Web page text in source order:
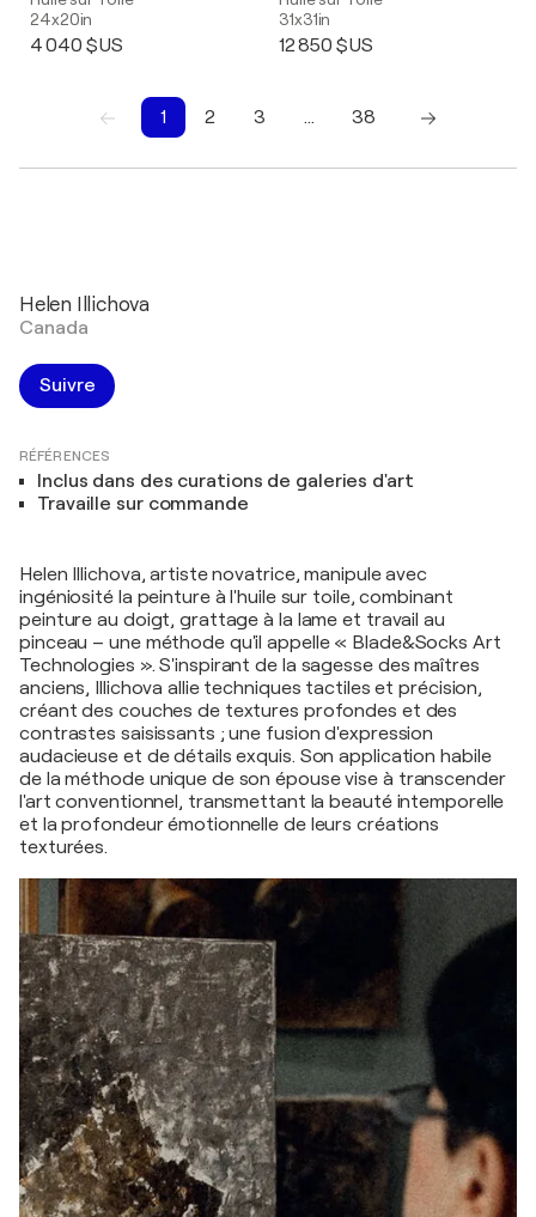
24x20in
4 040 $US
31x31in
12 850 $US
1 2 3 …
38
Helen Illichova
Canada
Suivre
RÉFÉRENCES
Inclus dans des curations de galeries d'art
Travaille sur commande
Helen Illichova, artiste novatrice, manipule avec
ingéniosité la peinture à l'huile sur toile, combinant
peinture au doigt, grattage à la lame et travail au
pinceau – une méthode qu'il appelle « Blade&Socks Art
Technologies ». S'inspirant de la sagesse des maîtres
anciens, Illichova allie techniques tactiles et précision,
créant des couches de textures profondes et des
contrastes saisissants ; une fusion d'expression
audacieuse et de détails exquis. Son application habile
de la méthode unique de son épouse vise à transcender
l'art conventionnel, transmettant la beauté intemporelle
et la profondeur émotionnelle de leurs créations
texturées.